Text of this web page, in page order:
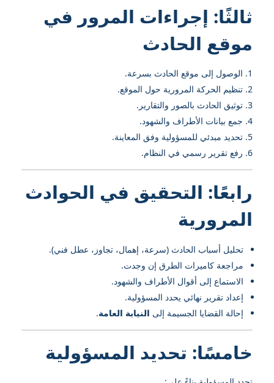
ثالثًا: إجراءات المرور في
موقع الحادث
الوصول إلى موقع الحادث بسرعة.
تنظيم الحركة المرورية حول الموقع.
توثيق الحادث بالصور والتقارير.
جمع بيانات الأطراف والشهود.
تحديد مبدئي للمسؤولية وفق المعاينة.
رفع تقرير رسمي في النظام.
رابعًا: التحقيق في الحوادث
المرورية
تحليل أسباب الحادث (سرعة، إهمال، تجاوز، عطل فني).
مراجعة كاميرات الطرق إن وجدت.
الاستماع إلى أقوال الأطراف والشهود.
إعداد تقرير نهائي يحدد المسؤولية.
إحالة القضايا الجسيمة إلى النيابة العامة.
خامسًا: تحديد المسؤولية